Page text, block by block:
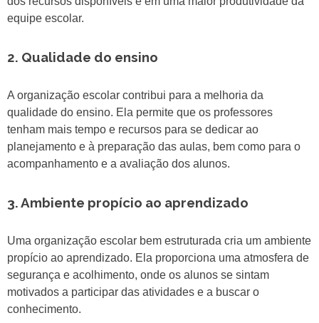
equipe escolar.
2. Qualidade do ensino
A organização escolar contribui para a melhoria da
qualidade do ensino. Ela permite que os professores
tenham mais tempo e recursos para se dedicar ao
planejamento e à preparação das aulas, bem como para o
acompanhamento e a avaliação dos alunos.
3. Ambiente propício ao aprendizado
Uma organização escolar bem estruturada cria um ambiente
propício ao aprendizado. Ela proporciona uma atmosfera de
segurança e acolhimento, onde os alunos se sintam
motivados a participar das atividades e a buscar o
conhecimento.